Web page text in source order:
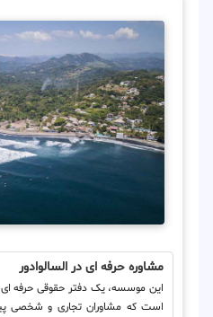
مشاوره حرفه ای در السالوادور
این موسسه، یک دفتر حقوقی حرفه ای
است که مشاوران تجاری و شخصی